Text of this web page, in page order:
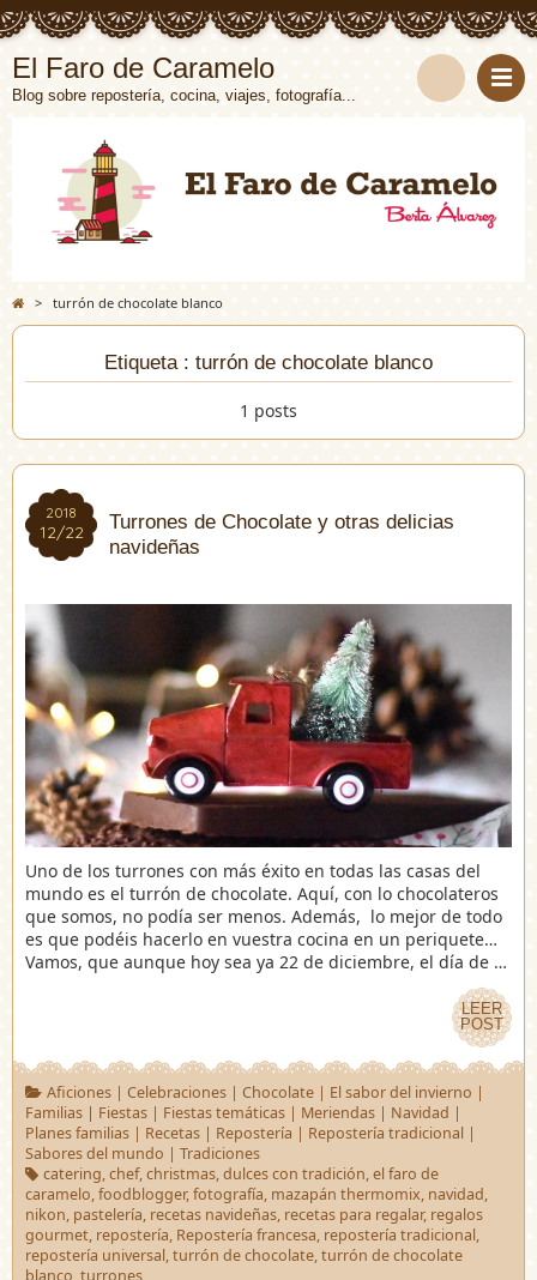
El Faro de Caramelo
Blog sobre repostería, cocina, viajes, fotografía...
> turrón de chocolate blanco
Etiqueta : turrón de chocolate blanco
1 posts
2018
12/22
2018
12/22
Turrones de Chocolate y otras delicias
navideñas
Uno de los turrones con más éxito en todas las casas del
mundo es el turrón de chocolate. Aquí, con lo chocolateros
que somos, no podía ser menos. Además, lo mejor de todo
es que podéis hacerlo en vuestra cocina en un periquete…
Vamos, que aunque hoy sea ya 22 de diciembre, el día de …
LEER
POST
LEER
POST
Aficiones| Celebraciones| Chocolate| El sabor del invierno |
Familias | Fiestas | Fiestas temáticas | Meriendas | Navidad |
Planes familias | Recetas | Repostería | Repostería tradicional |
Sabores del mundo | Tradiciones
catering,chef,christmas,dulces con tradición,el faro de
caramelo,foodblogger,fotografía, mazapán thermomix, navidad,
nikon, pastelería, recetas navideñas, recetas para regalar, regalos
gourmet, repostería, Repostería francesa, repostería tradicional,
repostería universal,turrón de chocolate,turrón de chocolate